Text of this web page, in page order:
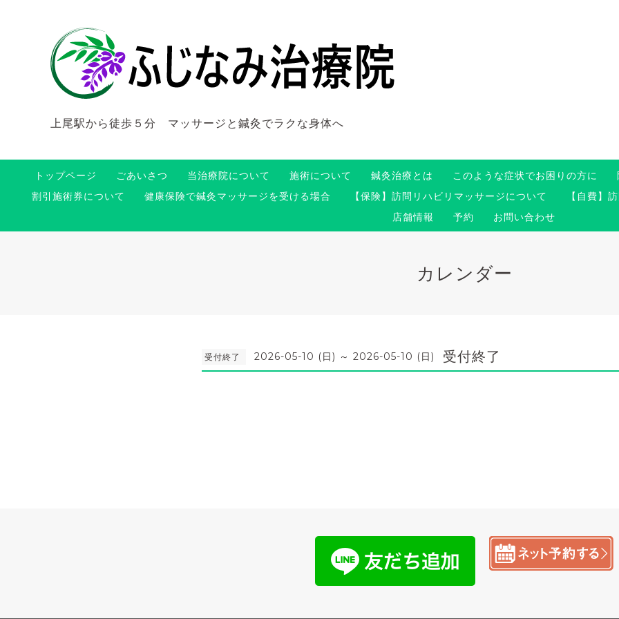
上尾駅から徒歩５分 マッサージと鍼灸でラクな身体へ
トップページ ごあいさつ 当治療院について 施術について 鍼灸治療とは このような症状でお困りの方に
割引施術券について
健康保険で鍼灸マッサージを受ける場合 【保険】訪問リハビリマッサージについて 【自費】
店舗情報
予約 お問い合わせ
カレンダー
受付終了 2026-05-10 (日) ～ 2026-05-10 (日) 受付終了